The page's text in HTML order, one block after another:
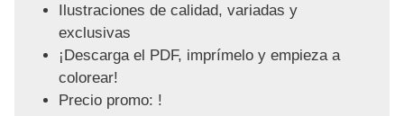
Ilustraciones de calidad, variadas y
exclusivas
¡Descarga el PDF, imprímelo y empieza a
colorear!
Precio promo: !